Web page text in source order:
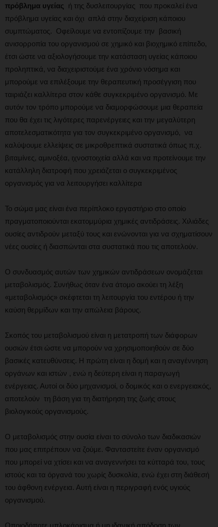
πρόβλημα υγείας
ή της δυσλειτουργίας που προκαλεί ένα
πρόβλημα υγείας και όχι απλά στην διαχείριση κάποιου
συμπτώματος. Οφείλουμε να εντοπίζουμε την βασική
ανισορροπία του οργανισμού σε χημικό και βιοχημικό επίπεδο,
έτσι ώστε να αξιολογήσουμε την κατάσταση υγείας κάποιου
προληπτικά, να διαχειριστούμε ένα χρόνιο νόσημα και
μπορούμε να επιλέξουμε την θεραπευτική προσέγγιση που
ταιριάζει καλλίτερα στον κάθε συγκεκριμένο οργανισμό. Με
αυτόν τον τρόπο μπορούμε να διαμορφώσουμε μια θεραπεία
που θα έχει τις λιγότερες παρενέργειες και την μεγαλύτερη
αποτελεσματικότητα για τον συγκεκριμένο οργανισμό, να
καλύψουμε ελλείψεις σε μικροθρεπτικά συστατικά όπως π.χ.
βιταμίνες, αμινοξέα, ιχνοστοιχεία αλλά και να προτείνουμε την
κατάλληλη διατροφή που χρειάζεται ο συγκεκριμένος
οργανισμός για να λειτουργήσει καλλίτερα
Το σώμα μας είναι ένα περίπλοκο εργαστήριο στο οποίο
πραγματοποιούνται εκατομμύρια χημικές αντιδράσεις. Χιλιάδες
ουσίες αντιδρούν μεταξύ τους και ενώνονται για να σχηματίσουν
νέες ουσίες ή διασπώνται στα συστατικά που τις αποτελούν.
Ο συνδυασμός αυτών των χημικών αντιδράσεων ονομάζεται
μεταβολισμός. Συνήθως όταν ένα άτομο ακούει τη λέξη
«μεταβολισμός» σκέφτεται τη λειτουργία του εντέρου ή την
καύση θερμίδων και την απώλεια βάρους.
Σκοπός του μεταβολισμού είναι η μετατροπή των διάφορων
ουσιών έτσι ώστε να μπορούν να χρησιμοποιηθούν σε δύο
βασικές κατευθύνσεις. Η πρώτη είναι η δομή και η αναγέννηση
οργάνων και ιστών , ενώ η δεύτερη είναι η παραγωγή
ενέργειας. Αυτοί οι δύο μηχανισμοί, ο δομικός και ο ενεργειακός,
αποτελούν τη βάση για τη διατήρηση της ζωής στους
βιολογικούς οργανισμούς.
Ο μεταβολισμός στην ουσία είναι το σύνολο των διαδικασιών
που μας επιτρέπουν να ζούμε. Φανταστείτε έναν οργανισμό
που μπορεί να χτίσει και να αναγεννήσει τα κύτταρά του, τους
ιστούς και τα όργανά του χωρίς δυσκολία, ενώ έχει στη διάθεσή
του άφθονη ενέργεια. Αυτή είναι η περιγραφή ενός υγιούς
οργανισμού.
Οποιοδήποτε μπλοκάρισμα ή μη ιδανική απόδοση των